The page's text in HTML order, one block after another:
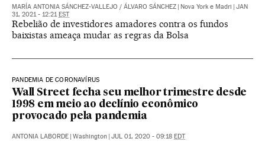
MARÍA ANTONIA SÁNCHEZ-VALLEJO / ÁLVARO SÁNCHEZ Nova York e Madri
JAN
31, 2021 - 12:21 EST
Rebelião de investidores amadores contra os fundos
baixistas ameaça mudar as regras da Bolsa
PANDEMIA DE CORONAVÍRUS
Wall Street fecha seu melhor trimestre desde
1998 em meio ao declínio econômico
provocado pela pandemia
ANTONIA LABORDE Washington JUL 01, 2020 - 09:18 EDT